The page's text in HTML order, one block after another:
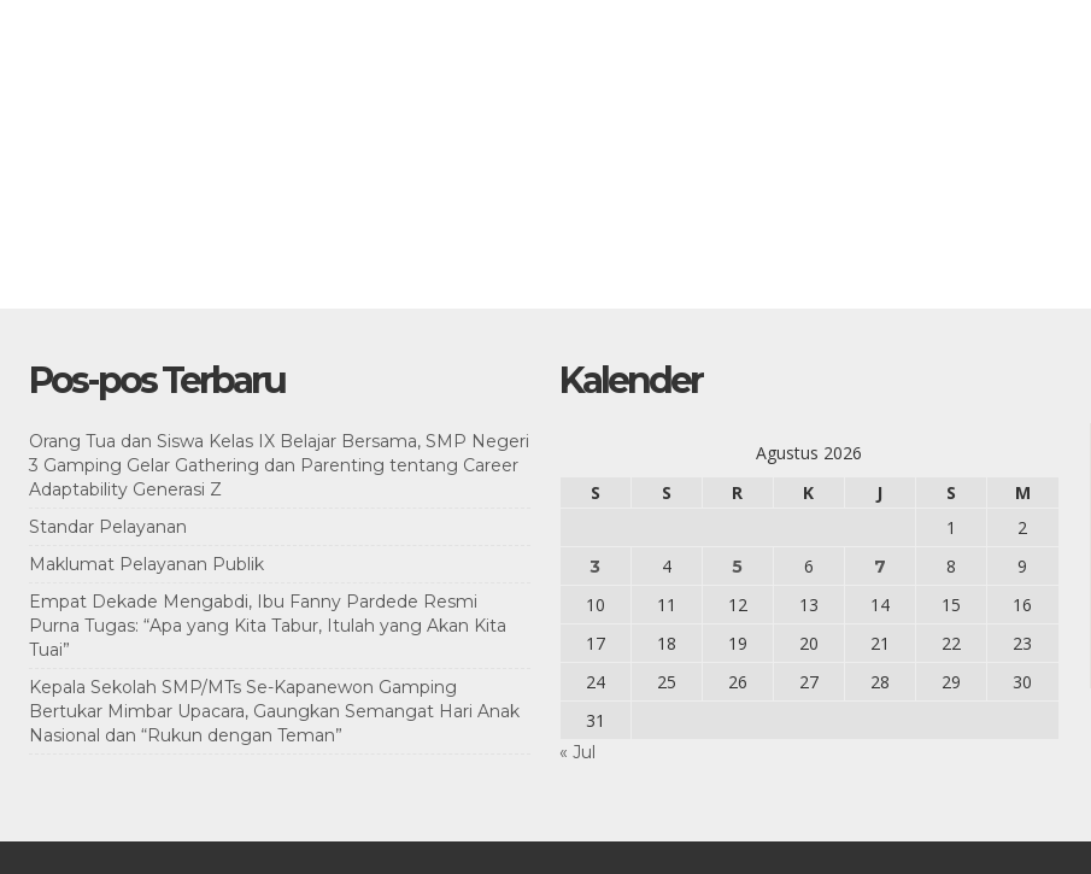
Pos-pos Terbaru
Orang Tua dan Siswa Kelas IX Belajar Bersama, SMP Negeri
3 Gamping Gelar Gathering dan Parenting tentang Career
Adaptability Generasi Z
Standar Pelayanan
Maklumat Pelayanan Publik
Empat Dekade Mengabdi, Ibu Fanny Pardede Resmi
Purna Tugas: “Apa yang Kita Tabur, Itulah yang Akan Kita
Tuai”
Kepala Sekolah SMP/MTs Se-Kapanewon Gamping
Bertukar Mimbar Upacara, Gaungkan Semangat Hari Anak
Nasional dan “Rukun dengan Teman”
Kalender
Agustus 2026
S
S R K J S
M
1
2
3 4 5 6 7 8
9
10
11 12 13 14 15
16
17
18 19 20 21 22
23
24
25 26 27 28 29
30
31
« Jul